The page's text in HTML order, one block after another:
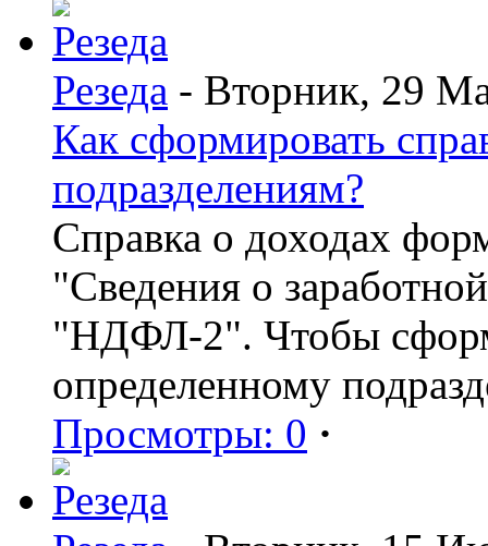
Резеда - Вторник, 29
Как сформировать
подразделениям?
Справка о доходах
"Сведения о
"НДФЛ-2". Чтобы
определенному
Просмотры: 0 ·